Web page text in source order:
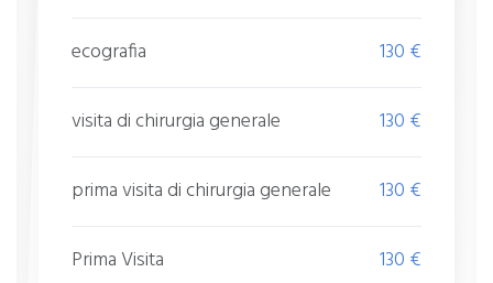
ecografia 130 €
visita di chirurgia generale 130 €
prima visita di chirurgia generale 130 €
Prima Visita 130 €